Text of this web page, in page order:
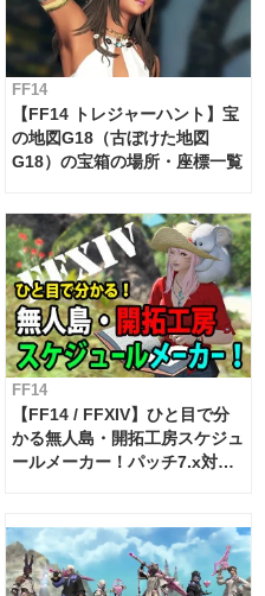
FF14
【FF14 トレジャーハント】宝
の地図G18（古ぼけた地図
G18）の宝箱の場所・座標一覧
FF14
【FF14 / FFXIV】ひと目で分
かる無人島・開拓工房スケジュ
ールメーカー！パッチ7.x対応